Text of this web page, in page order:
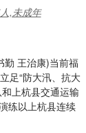
,未成年
勤 王治康)当前福
足“防大汛、抗大
上杭县交通运输
练以上杭县连续